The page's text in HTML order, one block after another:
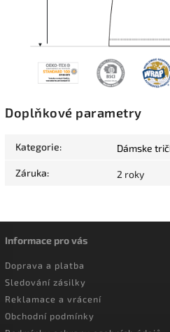
Doplňkové parametry
Kategorie: Dámske
Záruka: 2 roky
Informace pro vás
Doprava a platba
Sledování zásilky
Reklamace a vrácení
Obchodní podmínky